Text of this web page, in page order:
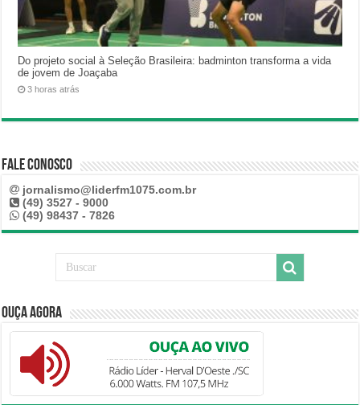
Do projeto social à Seleção Brasileira: badminton transforma a vida
de jovem de Joaçaba
3 horas atrás
Fale Conosco
jornalismo@liderfm1075.com.br
(49) 3527 - 9000
(49) 98437 - 7826
Ouça Agora